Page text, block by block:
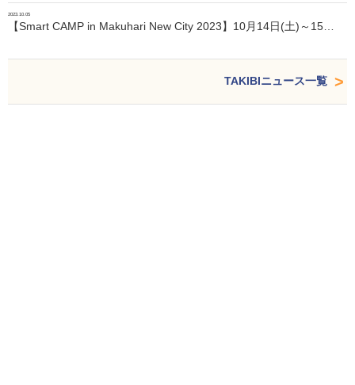
2023.10.05
【Smart CAMP in Makuhari New City 2023】10月14日(土)～15…
TAKIBIニュース一覧